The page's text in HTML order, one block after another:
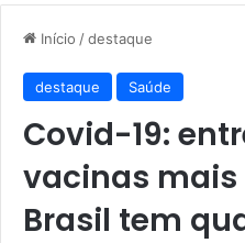
Início /destaque
destaque Saúde
Covid-19:
vacinas
Brasil tem